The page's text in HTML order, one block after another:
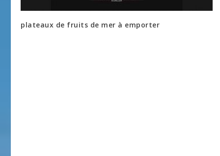
plateaux de fruits de mer à emporter